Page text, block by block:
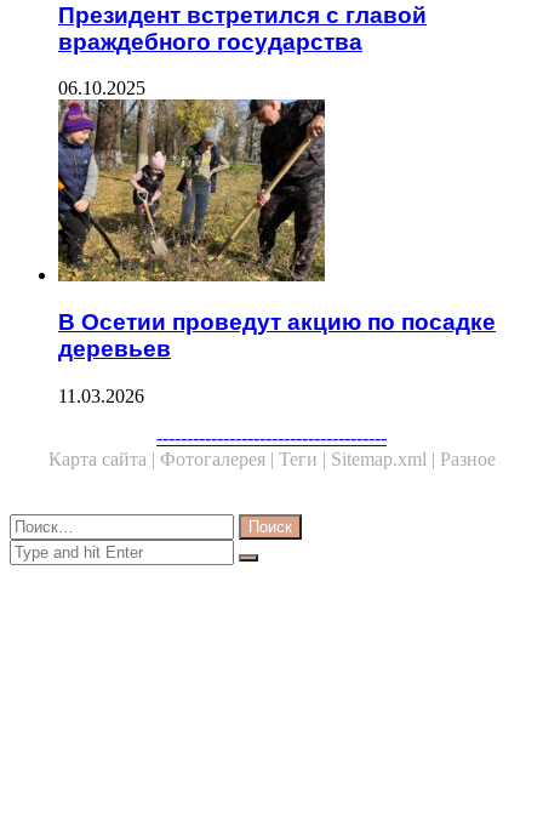
Президент встретился с главой
враждебного государства
06.10.2025
В Осетии проведут акцию по посадке
деревьев
11.03.2026
--------------------------------------
Карта сайта | Фотогалерея | Теги | Sitemap.xml | Разное
Close
Найти:
Close
Search